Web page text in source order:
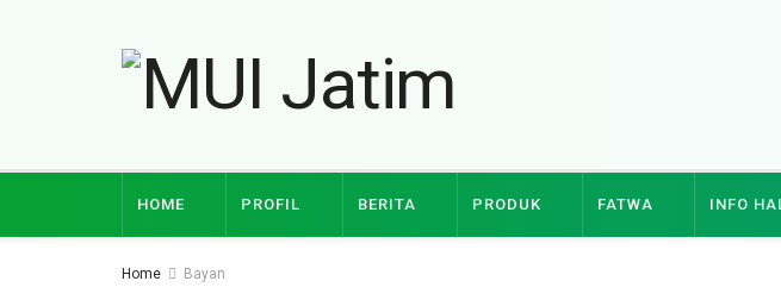
HOME PROFIL BERITA PRODUK FATWA INFO
Home Bayan